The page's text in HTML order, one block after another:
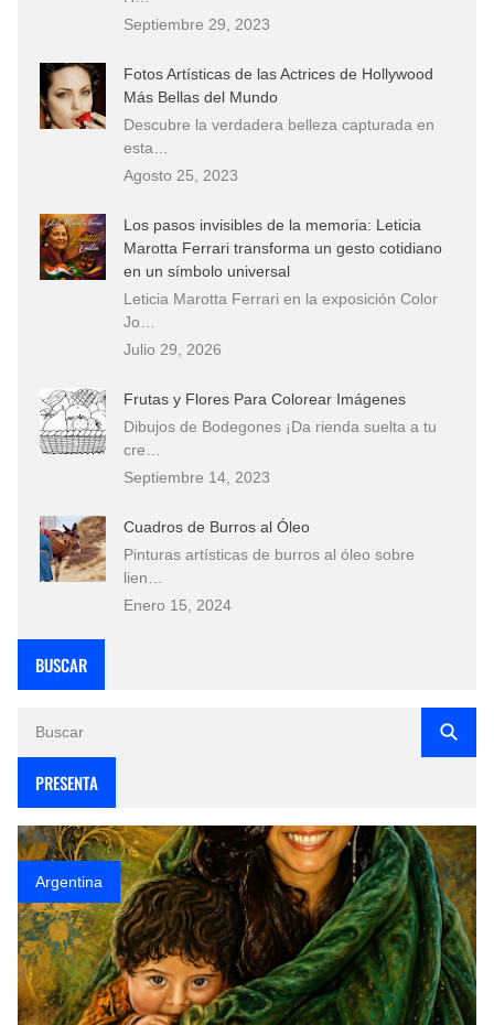
Septiembre 29, 2023
Fotos Artísticas de las Actrices de Hollywood
Más Bellas del Mundo
Descubre la verdadera belleza capturada en
esta…
Agosto 25, 2023
Los pasos invisibles de la memoria: Leticia
Marotta Ferrari transforma un gesto cotidiano
en un símbolo universal
Leticia Marotta Ferrari en la exposición Color
Jo…
Julio 29, 2026
Frutas y Flores Para Colorear Imágenes
Dibujos de Bodegones ¡Da rienda suelta a tu
cre…
Septiembre 14, 2023
Cuadros de Burros al Óleo
Pinturas artísticas de burros al óleo sobre
lien…
Enero 15, 2024
BUSCAR
PRESENTA
Argentina